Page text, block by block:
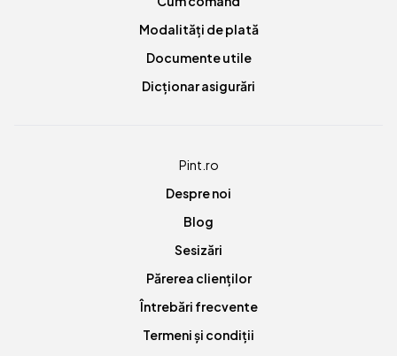
Modalități de plată
Documente utile
Dicționar asigurări
Pint.ro
Despre noi
Blog
Sesizări
Părerea clienților
Întrebări frecvente
Termeni și condiții